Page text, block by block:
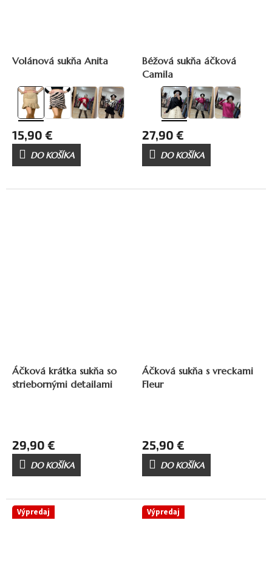
Volánová sukňa Anita
15,90 €
DO KOŠÍKA
Béžová sukňa áčková
Camila
27,90 €
DO KOŠÍKA
Áčková krátka sukňa so
striebornými detailami
29,90 €
DO KOŠÍKA
Áčková sukňa s vreckami
Fleur
25,90 €
DO KOŠÍKA
Výpredaj Výpredaj